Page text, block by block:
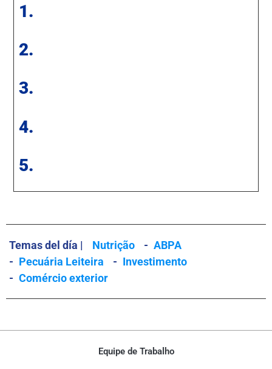
1.
2.
3.
4.
5.
Temas del día | Nutrição - ABPA
- Pecuária Leiteira - Investimento
- Comércio exterior
Equipe de Trabalho